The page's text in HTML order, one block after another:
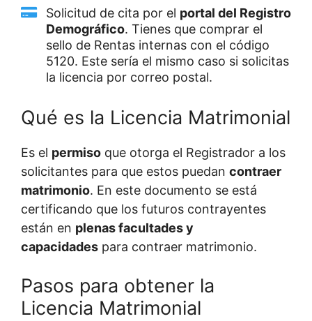
Solicitud de cita por el portal del Registro
Demográfico. Tienes que comprar el
sello de Rentas internas con el código
5120. Este sería el mismo caso si solicitas
la licencia por correo postal.
Qué es la Licencia Matrimonial
Es el permiso que otorga el Registrador a los
solicitantes para que estos puedan contraer
matrimonio. En este documento se está
certificando que los futuros contrayentes
están en plenas facultades y
capacidades para contraer matrimonio.
Pasos para obtener la
Licencia Matrimonial